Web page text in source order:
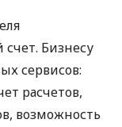
счет. Бизнесу
сервисов:
расчетов,
возможность